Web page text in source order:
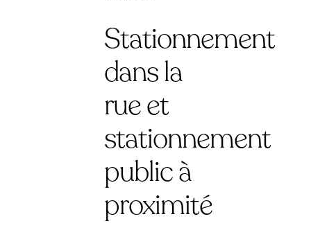
Stationnement
dans la
rue et
stationnement
public à
proximité